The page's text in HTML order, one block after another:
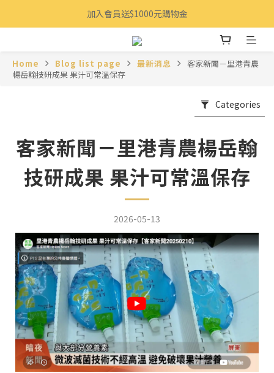
加入會員送$1000元購物金
Home Blog list page 最新消息
客家新聞－里港青農
楊岳翰技研成果 果汁可常溫保存
Categories
客家新聞－里港青農楊岳翰
技研成果 果汁可常溫保存
2026-05-13